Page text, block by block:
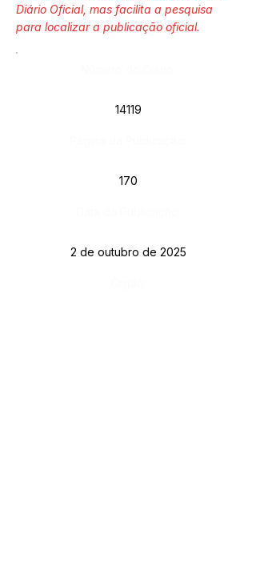
Diário Oficial, mas facilita a pesquisa
para localizar a publicação oficial.
14119
170
2 de outubro de 2025